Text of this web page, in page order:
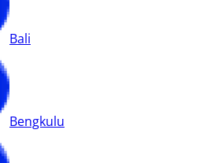
Bali
Bengkulu